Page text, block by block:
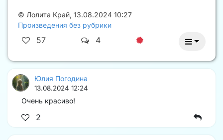
© Лолита Край, 13.08.2024 10:27
Произведения без рубрики
57 4
Юлия Погодина
13.08.2024 12:24
Очень красиво!
2